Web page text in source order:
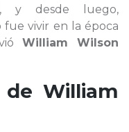
y desde luego,
vivir en la época
William Wilson
de William